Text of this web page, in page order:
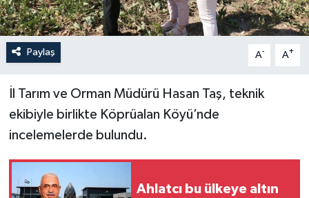
Paylaş A- A+
İl Tarım ve Orman Müdürü Hasan Taş, teknik
ekibiyle birlikte Köprüalan Köyü’nde
incelemelerde bulundu.
Ahlatcı bu ülkeye altın
OTOPARK
TEKNOLOJİ